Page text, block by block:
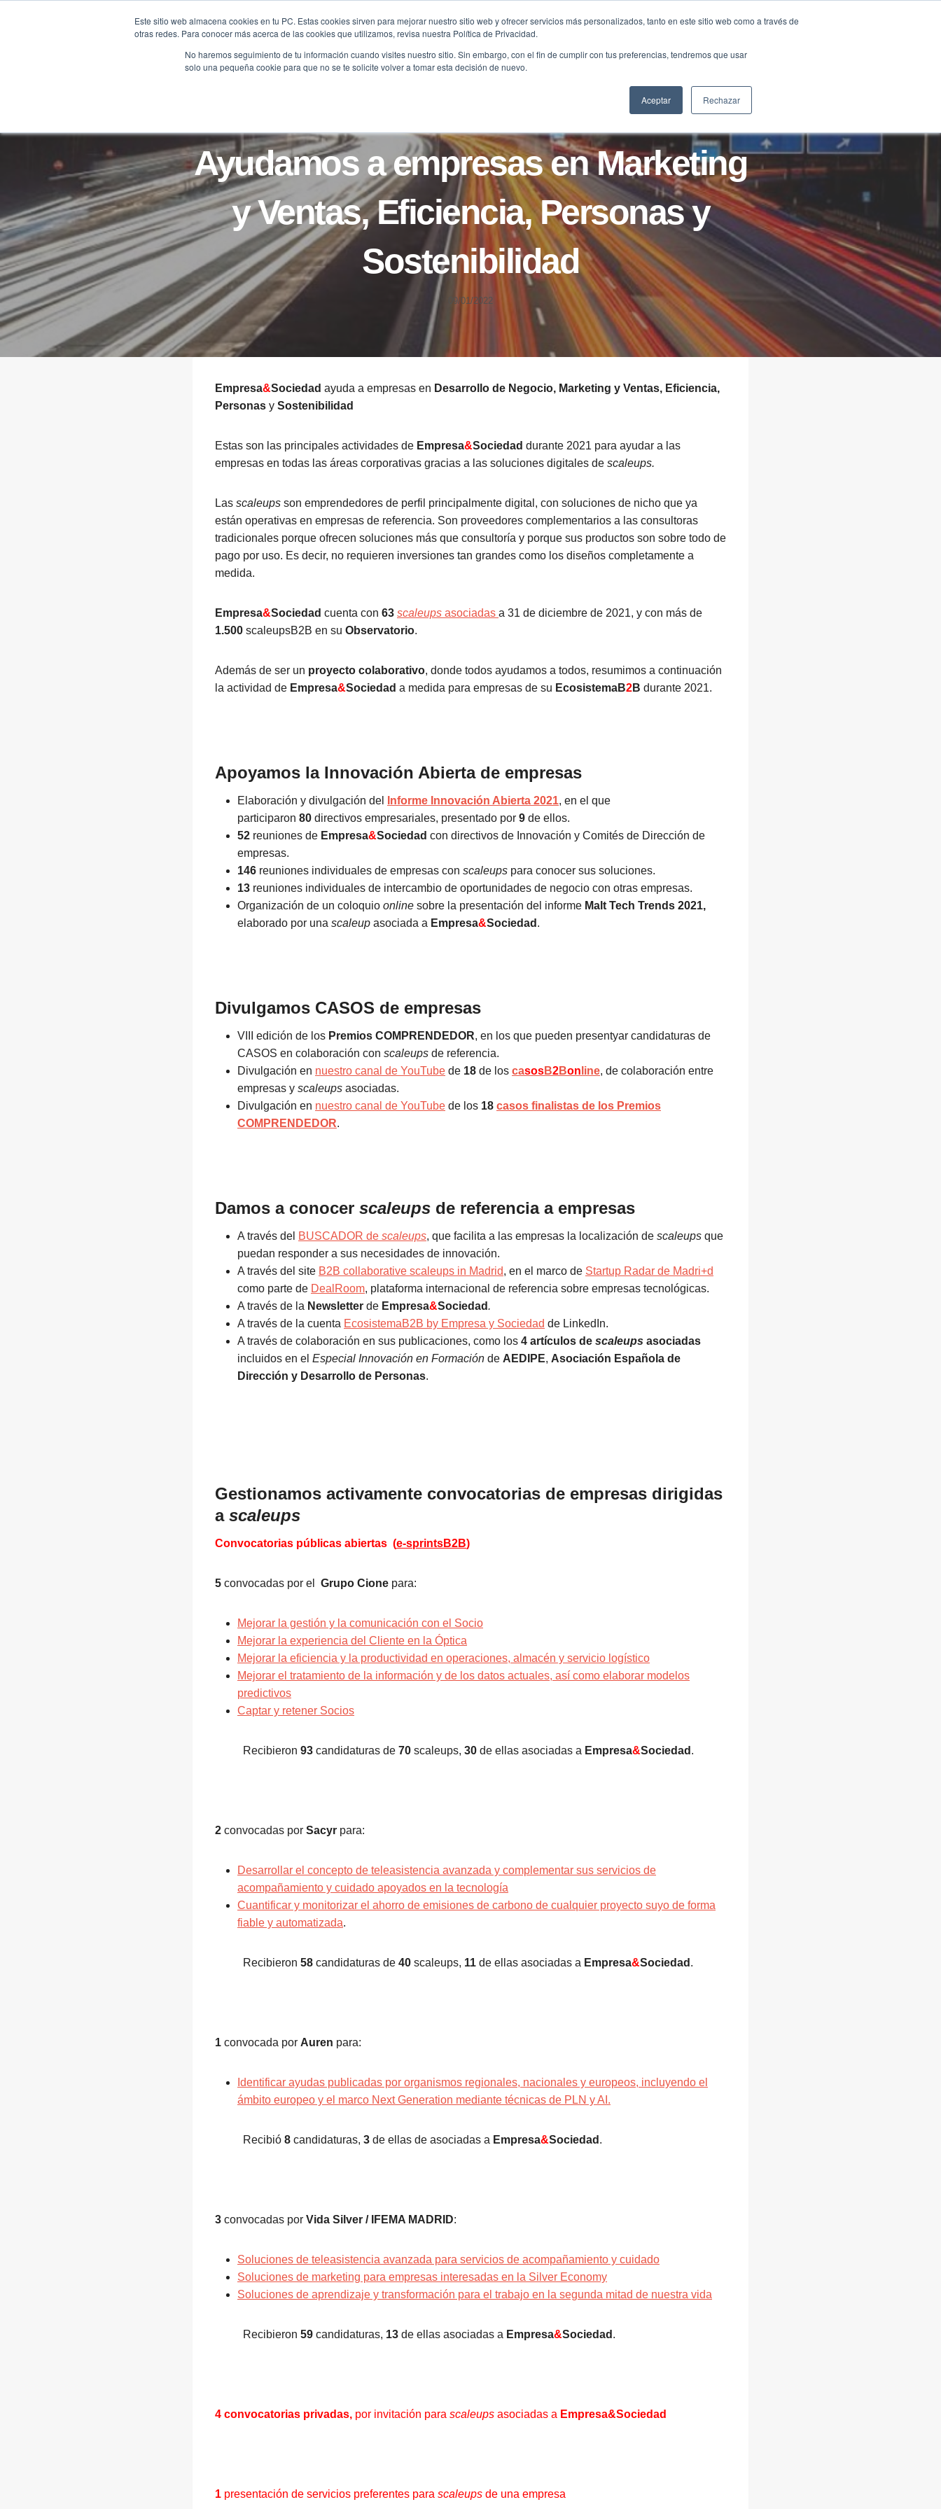
Este sitio web almacena cookies en tu PC. Estas cookies sirven para mejorar nuestro sitio web y ofrecer servicios más personalizados, tanto en este sitio web como a través de
otras redes. Para conocer más acerca de las cookies que utilizamos, revisa nuestra Política de Privacidad.
No haremos seguimiento de tu información cuando visites nuestro sitio. Sin embargo, con el fin de cumplir con tus preferencias, tendremos que usar
solo una pequeña cookie para que no se te solicite volver a tomar esta decisión de nuevo.
Aceptar Rechazar
HOME B2B FILANTROPÍA LONGEVIDAD
Ayudamos a empresas en Marketing
y Ventas, Eficiencia, Personas y
Sostenibilidad
09/01/2022
Empresa&Sociedad ayuda a empresas en Desarrollo de Negocio, Marketing y Ventas, Eficiencia,
Personas y Sostenibilidad
Estas son las principales actividades de Empresa&Sociedad durante 2021 para ayudar a las
empresas en todas las áreas corporativas gracias a las soluciones digitales de scaleups.
Las scaleups son emprendedores de perfil principalmente digital, con soluciones de nicho que ya
están operativas en empresas de referencia. Son proveedores complementarios a las consultoras
tradicionales porque ofrecen soluciones más que consultoría y porque sus productos son sobre todo de
pago por uso. Es decir, no requieren inversiones tan grandes como los diseños completamente a
medida.
Empresa&Sociedad cuenta con 63 scaleups asociadas a 31 de diciembre de 2021, y con más de
1.500 scaleupsB2B en su Observatorio.
Además de ser un proyecto colaborativo, donde todos ayudamos a todos, resumimos a continuación
la actividad de Empresa&Sociedad a medida para empresas de su EcosistemaB2B durante 2021.
Apoyamos la Innovación Abierta de empresas
Elaboración y divulgación del Informe Innovación Abierta 2021, en el que
participaron 80 directivos empresariales, presentado por 9 de ellos.
52 reuniones de Empresa&Sociedad con directivos de Innovación y Comités de Dirección de
empresas.
146 reuniones individuales de empresas con scaleups para conocer sus soluciones.
13 reuniones individuales de intercambio de oportunidades de negocio con otras empresas.
Organización de un coloquio online sobre la presentación del informe Malt Tech Trends 2021,
elaborado por una scaleup asociada a Empresa&Sociedad .
Divulgamos CASOS de empresas
VIII edición de los Premios COMPRENDEDOR, en los que pueden presentyar candidaturas de
CASOS en colaboración con scaleups de referencia.
Divulgación en nuestro canal de YouTube de 18 de los casosB2Bon line, de colaboración entre
empresas y scaleups asociadas.
Divulgación en nuestro canal de YouTube de los 18 casos finalistas de los Premios
COMPRENDEDOR.
Damos a conocer scaleups de referencia a empresas
A través del BUSCADOR de scaleups, que facilita a las empresas la localización de scaleups que
puedan responder a sus necesidades de innovación.
A través del site B2B collaborative scaleups in Madrid, en el marco de Startup Radar de Madri+d
como parte de DealRoom, plataforma internacional de referencia sobre empresas tecnológicas.
A través de la Newsletter de Empresa&Sociedad.
A través de la cuenta EcosistemaB2B by Empresa y Sociedad de LinkedIn.
A través de colaboración en sus publicaciones, como los 4 artículos de scaleups asociadas
incluidos en el Especial Innovación en Formación de AEDIPE, Asociación Española de
Dirección y Desarrollo de Personas.
Gestionamos activamente convocatorias de empresas dirigidas
a scaleups
Convocatorias públicas abiertas (e-sprintsB2B)
5 convocadas por el Grupo Cione para:
Mejorar la gestión y la comunicación con el Socio
Mejorar la experiencia del Cliente en la Óptica
Mejorar la eficiencia y la productividad en operaciones, almacén y servicio logístico
Mejorar el tratamiento de la información y de los datos actuales, así como elaborar modelos
predictivos
Captar y retener Socios
Recibieron 93 candidaturas de 70 scaleups, 30 de ellas asociadas a Empresa&Sociedad .
2 convocadas por Sacyr para:
Desarrollar el concepto de teleasistencia avanzada y complementar sus servicios de
acompañamiento y cuidado apoyados en la tecnología
Cuantificar y monitorizar el ahorro de emisiones de carbono de cualquier proyecto suyo de forma
fiable y automatizada.
Recibieron 58 candidaturas de 40 scaleups, 11 de ellas asociadas a Empresa&Sociedad .
1 convocada por Auren para:
Identificar ayudas publicadas por organismos regionales, nacionales y europeos, incluyendo el
ámbito europeo y el marco Next Generation mediante técnicas de PLN y AI.
Recibió 8 candidaturas, 3 de ellas de asociadas a Empresa&Sociedad .
3 convocadas por Vida Silver / IFEMA MADRID:
Soluciones de teleasistencia avanzada para servicios de acompañamiento y cuidado
Soluciones de marketing para empresas interesadas en la Silver Economy
Soluciones de aprendizaje y transformación para el trabajo en la segunda mitad de nuestra vida
Recibieron 59 candidaturas, 13 de ellas asociadas a Empresa&Sociedad .
4 convocatorias privadas, por invitación para scaleups asociadas a Empresa&Sociedad
1 presentación de servicios preferentes para scaleups de una empresa